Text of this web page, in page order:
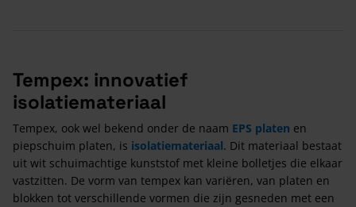
Tempex: innovatief
isolatiemateriaal
Tempex, ook wel bekend onder de naam EPS platen en
piepschuim platen, is isolatiemateriaal. Dit materiaal bestaat
uit wit schuimachtige kunststof met kleine bolletjes die elkaar
vastzitten. De vorm van tempex kan variëren, van platen en
blokken tot verschillende vormen die zijn gesneden met een